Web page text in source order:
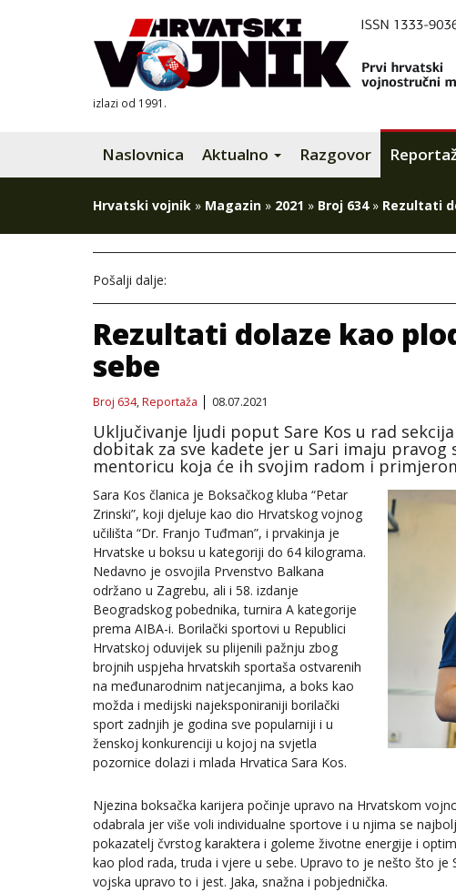
izlazi od 1991.
Naslovnica Aktualno Razgovor
Hrvatski vojnik » Magazin » 2021 » Broj 634» Rezultati
Pošalji dalje:
Rezultati dolaze kao
sebe
Broj 634,Reportaža 08.07.2021
Uključivanje ljudi poput Sare Kos u rad
dobitak za sve kadete jer u Sari imaju
mentoricu koja će ih svojim radom i
Sara Kos članica je Boksačkog kluba “Petar
Zrinski”, koji djeluje kao dio Hrvatskog vojnog
učilišta “Dr. Franjo Tuđman”, i prvakinja je
Hrvatske u boksu u kategoriji do 64 kilograma.
Nedavno je osvojila Prvenstvo Balkana
održano u Zagrebu, ali i 58. izdanje
Beogradskog pobednika, turnira A kategorije
prema AIBA-i. Borilački sportovi u Republici
Hrvatskoj oduvijek su plijenili pažnju zbog
brojnih uspjeha hrvatskih sportaša ostvarenih
na međunarodnim natjecanjima, a boks kao
možda i medijski najeksponiraniji borilački
sport zadnjih je godina sve popularniji i u
ženskoj konkurenciji u kojoj na svjetla
pozornice dolazi i mlada Hrvatica Sara Kos.
Njezina boksačka karijera počinje upravo na Hrvatskom
odabrala jer više voli individualne sportove i u njima se
pokazatelj čvrstog karaktera i goleme životne energije i
kao plod rada, truda i vjere u sebe. Upravo to je nešto što
vojska upravo to i jest. Jaka, snažna i pobjednička.